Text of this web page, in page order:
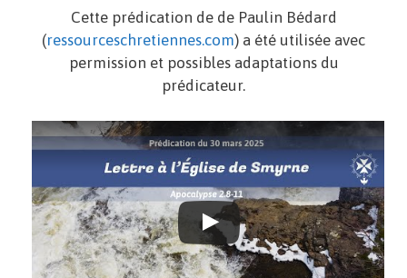
Cette prédication de de Paulin Bédard
(ressourceschretiennes.com) a été utilisée avec
permission et possibles adaptations du
prédicateur.